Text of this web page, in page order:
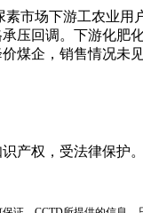
市场下游工农业
压回调。下游化
企，销售情况未
产权，受法律保